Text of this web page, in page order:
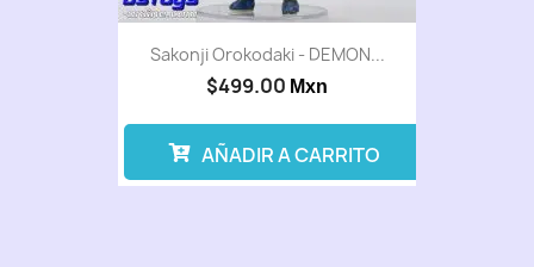
Sakonji Orokodaki - DEMON...
$499.00 Mxn
AÑADIR A CARRITO